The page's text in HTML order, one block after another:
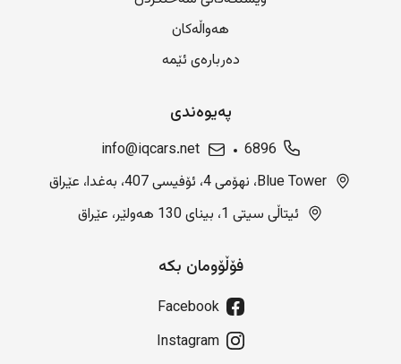
هەواڵەکان
دەربارەی ئێمە
پەیوەندی
6896
info@iqcars.net
Blue Tower، نهۆمی 4، ئۆفیسی 407، بەغدا، عێراق
ئیتاڵی سیتی 1، بینای 130 هەولێر، عێراق
فۆڵۆومان بکە
Facebook
Instagram